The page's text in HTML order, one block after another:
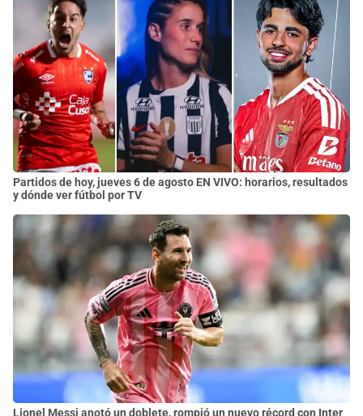
Partidos de hoy, jueves 6 de agosto EN VIVO: horarios, resultados
y dónde ver fútbol por TV
Lionel Messi anotó un doblete, rompió un nuevo récord con Inter